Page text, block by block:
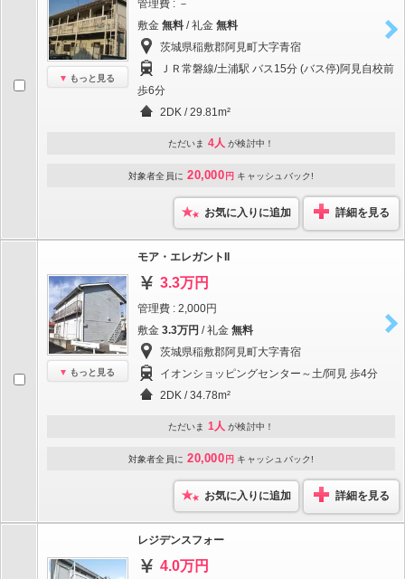
もっと見る
管理費 : －
敷金 無料 / 礼金 無料
茨城県稲敷郡阿見町大字青宿
ＪＲ常磐線/土浦駅 バス15分 (バス停)阿見自校前
歩6分
2DK / 29.81m²
ただいま 4人 が検討中！
対象者全員に 20,000 円 キャッシュバック!
お気に入りに追加 詳細を見る
もっと見る
モア・エレガントII
3.3万円
管理費 : 2,000円
敷金 3.3万円 / 礼金 無料
茨城県稲敷郡阿見町大字青宿
イオンショッピングセンター～土/阿見 歩4分
2DK / 34.78m²
ただいま 1人 が検討中！
対象者全員に 20,000 円 キャッシュバック!
お気に入りに追加 詳細を見る
レジデンスフォー
4.0万円